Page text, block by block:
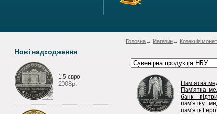
Нові надходження
1.5 євро
2008р.
Головна→ Магазин→ Колекція монет
Пам’ятна
Пам'ятна
банк
пам'ятну
пам'ять